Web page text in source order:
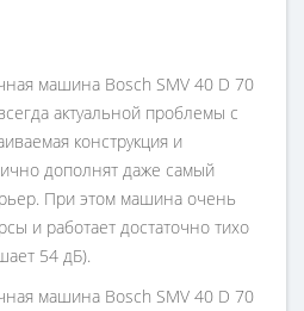
машина Bosch SMV 40 D 70
актуальной проблемы с
конструкция и
дополнят даже самый
При этом машина очень
и работает достаточно тихо
54 дБ).
машина Bosch SMV 40 D 70